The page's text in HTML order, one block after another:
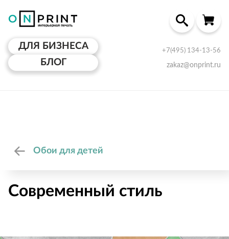
ДЛЯ БИЗНЕСА
БЛОГ
+7(495) 134-13-56
zakaz@onprint.ru
Обои для детей
Современный стиль